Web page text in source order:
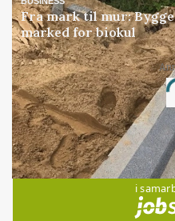
Fra mark til mur:
marked for biokul
i